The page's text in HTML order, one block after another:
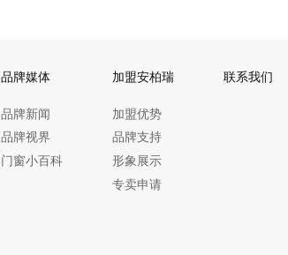
品牌媒体
品牌新闻
品牌视界
门窗小百科
加盟安柏瑞
加盟优势
品牌支持
形象展示
专卖申请
联系我们